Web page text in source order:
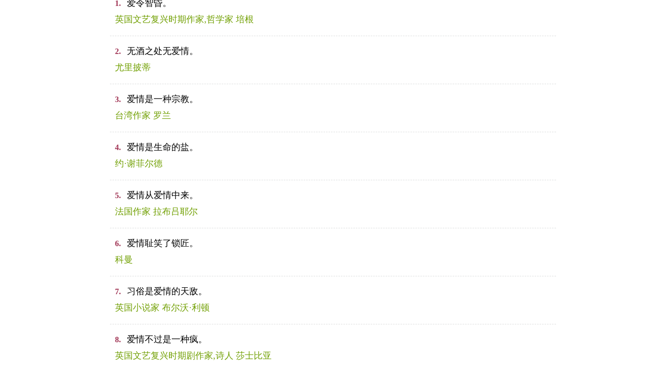
1.
爱令智昏。
英国文艺复兴时期作家,哲学家 培根
2.
无酒之处无爱情。
尤里披蒂
3.
爱情是一种宗教。
台湾作家 罗兰
4.
爱情是生命的盐。
约·谢菲尔德
5.
爱情从爱情中来。
法国作家 拉布吕耶尔
6.
爱情耻笑了锁匠。
科曼
7.
习俗是爱情的天敌。
英国小说家 布尔沃·利顿
8.
爱情不过是一种疯。
英国文艺复兴时期剧作家,诗人 莎士比亚